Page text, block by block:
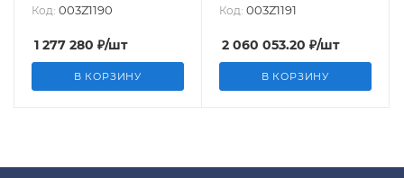
Код: 003Z1190
1 277 280 ₽/шт
В КОРЗИНУ
Код: 003Z1191
2 060 053.20 ₽/шт
В КОРЗИНУ